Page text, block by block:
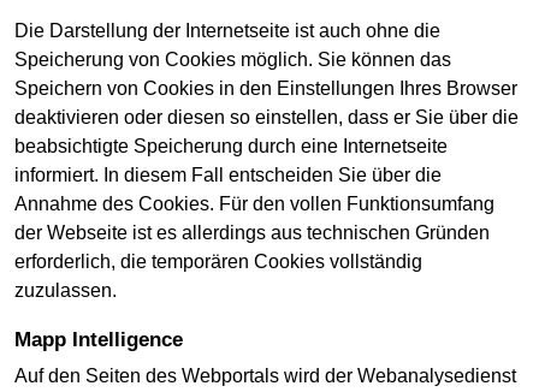
Die Darstellung der Internetseite ist auch ohne die
Speicherung von Cookies möglich. Sie können das
Speichern von Cookies in den Einstellungen Ihres Browser
deaktivieren oder diesen so einstellen, dass er Sie über die
beabsichtigte Speicherung durch eine Internetseite
informiert. In diesem Fall entscheiden Sie über die
Annahme des Cookies. Für den vollen Funktionsumfang
der Webseite ist es allerdings aus technischen Gründen
erforderlich, die temporären Cookies vollständig
zuzulassen.
Mapp Intelligence
Auf den Seiten des Webportals wird der Webanalysedienst